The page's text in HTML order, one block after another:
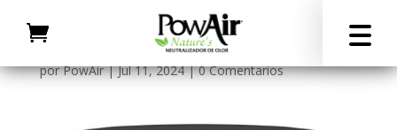
porPowAir|Jul 11, 2024|0 Comentarios